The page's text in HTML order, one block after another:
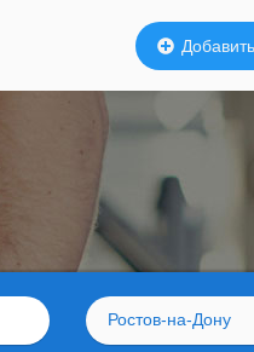
Ростов-на-Дону